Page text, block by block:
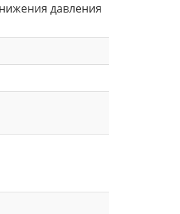
давления